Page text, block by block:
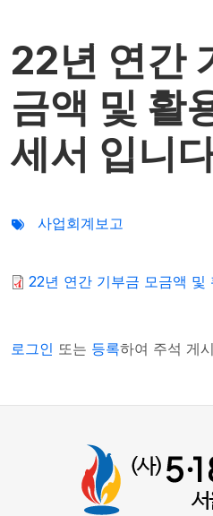
22년 연간
금액 및 활
세서 입니
사업회계보고
22년 연간 기부금 모금액 및
로그인 또는 등록하여 주석 게시